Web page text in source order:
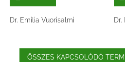
Dr. Emilia Vuorisalmi
ÖSSZES KAPCSOLÓDÓ